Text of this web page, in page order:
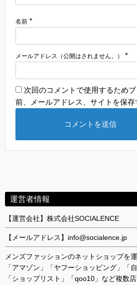
名前 *
メールアドレス（公開はされません。） *
次回のコメントで使用するため
前、メールアドレス、サイトを保存
運営者情報
【運営会社】株式会社SOCIALENCE
【メールアドレス】info@socialence.jp
メンズファッションのネットショップを
「アマゾン」「ヤフーショッピング」「
「ショップリスト」「qoo10」など複数